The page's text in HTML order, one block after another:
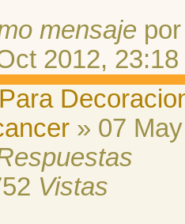
mensaje
2012, 23:18
» 07
Vistas